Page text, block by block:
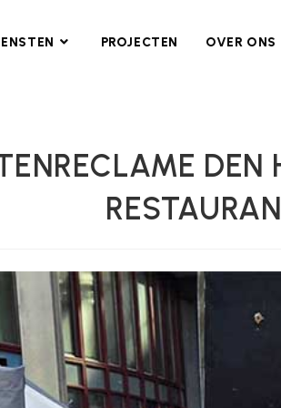
PROJECTEN OVER ONS
DEN